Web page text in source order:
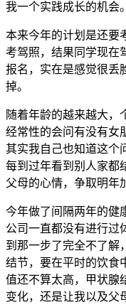
我一个实践成长的机会。
本来今年的计划是还要
考驾照，结果同学现在
报名，实在是感觉很丢
掉。
随着年龄的越来越大，
经常性的会问有没有女
其实我自己也知道这个
每到过年看到别人家都
父母的心情，争取明年
今年做了间隔两年的健
公司一直都没有进行过
到那一步了完全不了解
结节，要在平时的饮食
值还不算太高，甲状腺
变化，还是让我以及父